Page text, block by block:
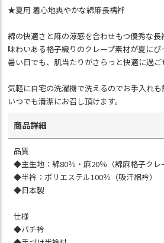
★夏用 着心地爽やかな綿麻長襦袢
綿の快適さと麻の涼感を合わせもつ優秀な長
味わいある格子織りのクレープ素材が夏にぴ
暑い日でも、肌当たりがさらっと快適に過ご
気軽に自宅の洗濯機で洗えるのでお手入れも
いつでも清潔にお召し頂けます。
商品詳細
品質
◆主生地：綿80％・麻20％（綿麻格子クレ
◆半衿：ポリエステル100％（吸汗絽衿）
◆日本製
仕様
◆バチ衿